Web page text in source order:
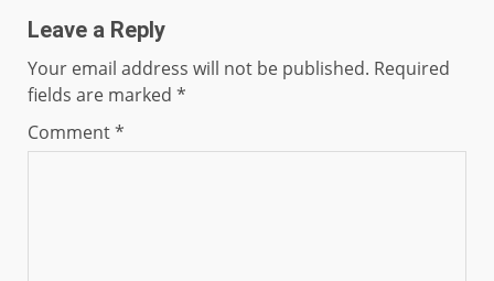
Leave a Reply
Your email address will not be published. Required
fields are marked *
Comment*